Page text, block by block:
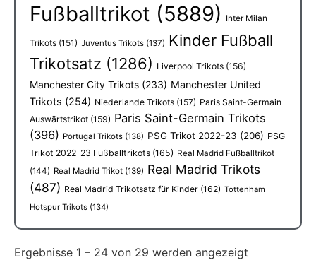
Fußballtrikot (5889) Inter Milan
Trikots (151) Juventus Trikots (137) Kinder Fußball
Trikotsatz (1286) Liverpool Trikots (156)
Manchester City Trikots (233) Manchester United
Trikots (254) Niederlande Trikots (157) Paris Saint-Germain
Auswärtstrikot (159) Paris Saint-Germain Trikots
(396) Portugal Trikots (138) PSG Trikot 2022-23 (206) PSG
Trikot 2022-23 Fußballtrikots (165) Real Madrid Fußballtrikot
(144) Real Madrid Trikot (139) Real Madrid Trikots
(487) Real Madrid Trikotsatz für Kinder (162) Tottenham
Hotspur Trikots (134)
Ergebnisse 1 – 24 von 29 werden angezeigt